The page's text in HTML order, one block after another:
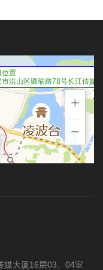
位置
市洪山区璐瑜路78号长江传媒
+
−
媒大厦16层03、04室